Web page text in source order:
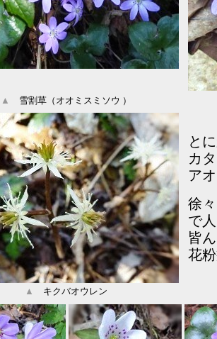
▲ 雪割草（オオミスミソウ ）
と
カ
ア
徐
で
皆
花
▲ キクバオウレン